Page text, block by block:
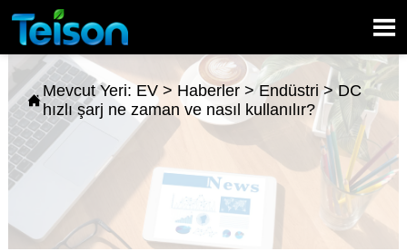


Mevcut Yeri: EV> Haberler> Endüstri>DC
hızlı şarj ne zaman ve nasıl kullanılır?